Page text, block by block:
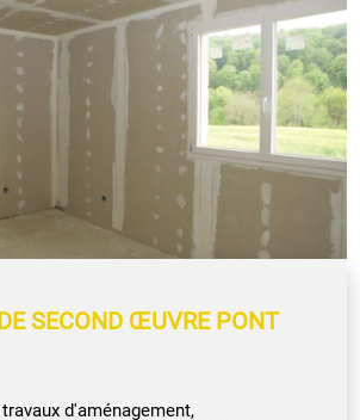
SECOND ŒUVRE PONT
d'aménagement,